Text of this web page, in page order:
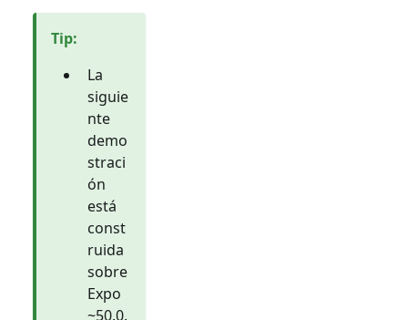
Tip:
La
siguie
nte
demo
straci
ón
está
const
ruida
sobre
Expo
~50.0.